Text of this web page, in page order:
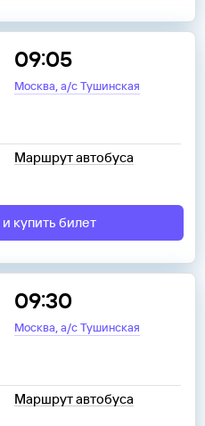
09:05
Москва,а/с Тушинская
Маршрут автобуса
купить билет
09:30
Москва,а/с Тушинская
Маршрут автобуса